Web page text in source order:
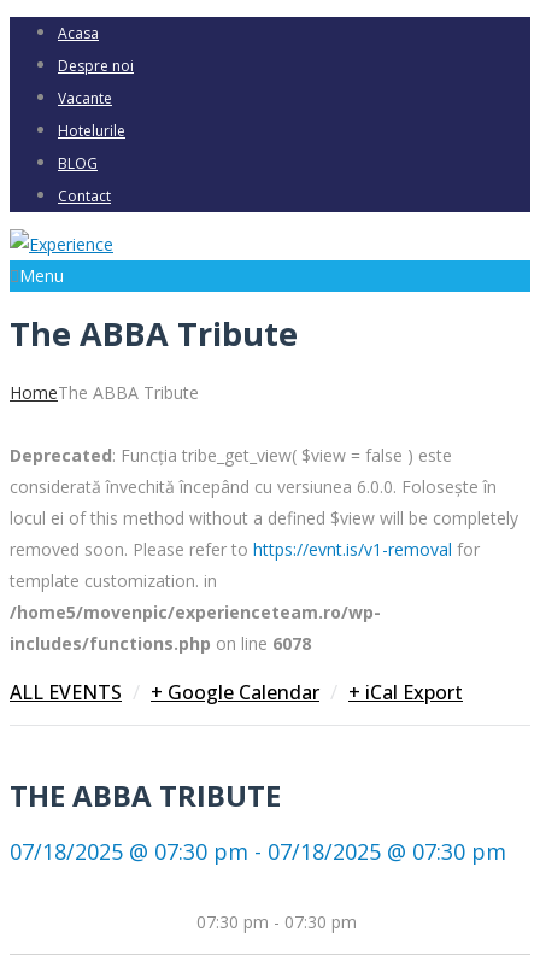
Acasa
Despre noi
Vacante
Hotelurile
BLOG
Contact
Menu
The ABBA Tribute
HomeThe ABBA Tribute
Deprecated: Funcția tribe_get_view( $view = false ) este
considerată învechită începând cu versiunea 6.0.0. Folosește în
locul ei of this method without a defined $view will be completely
removed soon. Please refer to https://evnt.is/v1-removal for
template customization. in
/home5/movenpic/experienceteam.ro/wp-
includes/functions.php on line 6078
ALL EVENTS / + Google Calendar / + iCal Export
THE ABBA TRIBUTE
07/18/2025 @ 07:30 pm - 07/18/2025 @ 07:30 pm
07:30 pm - 07:30 pm